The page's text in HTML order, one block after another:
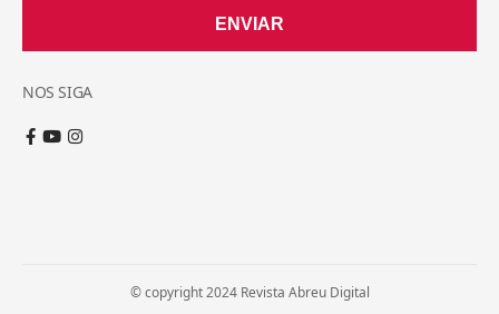
ENVIAR
NOS SIGA
© copyright 2024 Revista Abreu Digital